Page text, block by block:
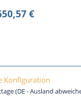
€
Konfiguration
(DE - Ausland